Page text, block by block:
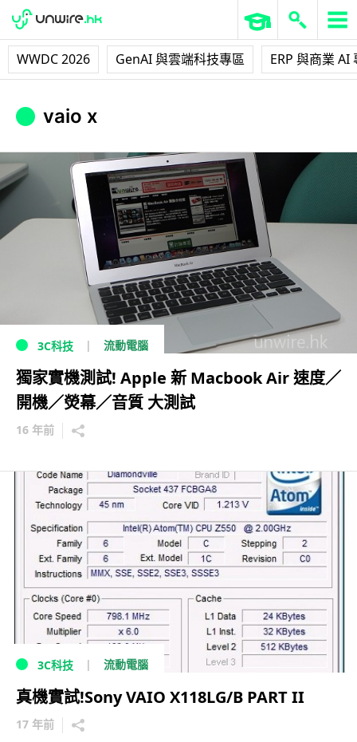
WWDC 2026 GenAI 與雲端科技專區 ERP 與商業 AI
vaio x
3C科技 流動電腦
獨家實機測試! Apple 新 Macbook Air 速度／
開機／熒幕／音質 大測試
16 年前
3C科技 流動電腦
真機實試!Sony VAIO X118LG/B PART II
17 年前